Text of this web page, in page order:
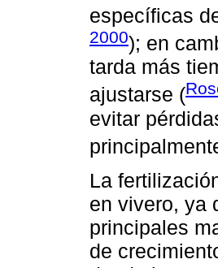
específicas
2000); en
tarda más
ajustarse (
evitar
La
en vivero, ya
principales
de